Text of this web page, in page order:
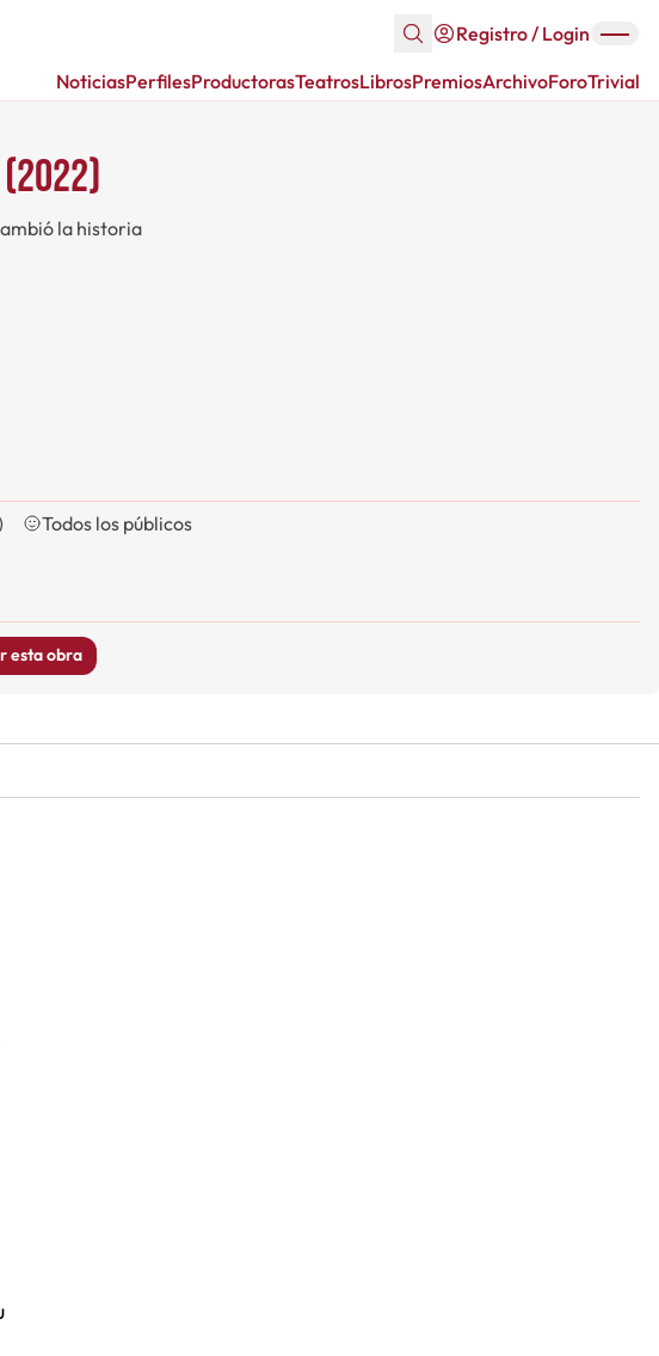
Registro / Login
NoticiasPerfilesProductorasTeatrosLibrosPremiosArchivoForoTrivial
(2022)
la historia
Todos los públicos
esta obra